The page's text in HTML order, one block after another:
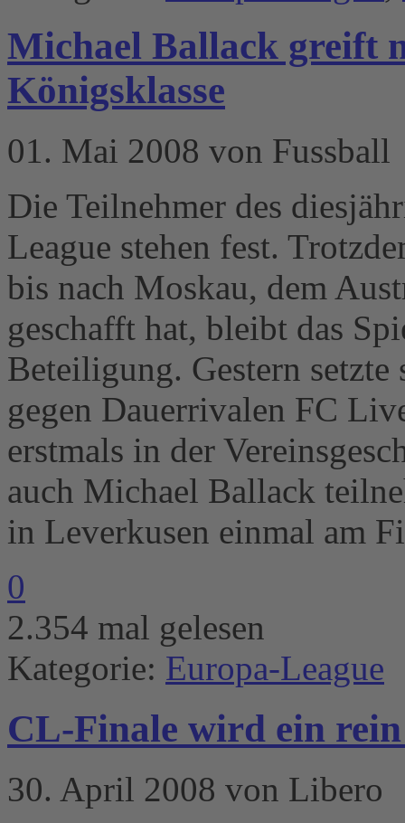
Michael Ballack greift
Königsklasse
01. Mai 2008 von Fussball
Die Teilnehmer des
League stehen fest.
bis nach Moskau, dem
geschafft hat, bleibt das
Beteiligung. Gestern
gegen Dauerrivalen FC
erstmals in der
auch Michael Ballack
in Leverkusen einmal am
0
2.354 mal gelesen
Kategorie: Europa-League
CL-Finale wird ein rein
30. April 2008 von Libero